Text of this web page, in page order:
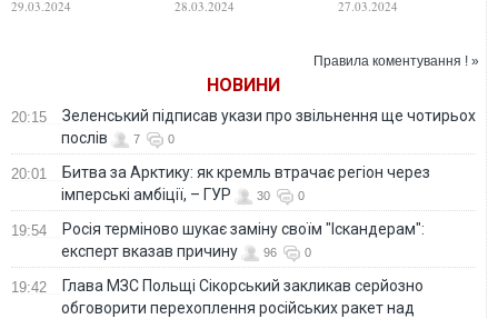
29.03.2024
28.03.2024
27.03.2024
Правила коментування ! »
НОВИНИ
20:15
Зеленський підписав укази про звільнення ще чотирьох
послів
7 0
20:01
Битва за Арктику: як кремль втрачає регіон через
імперські амбіції, – ГУР
30 0
19:54
Росія терміново шукає заміну своїм "Іскандерам":
експерт вказав причину
96 0
19:42
Глава МЗС Польщі Сікорський закликав серйозно
обговорити перехоплення російських ракет над